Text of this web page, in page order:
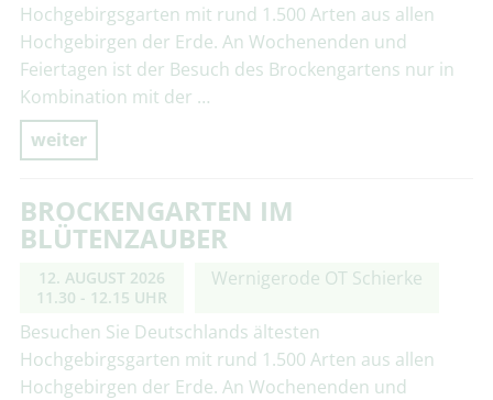
Hochgebirgsgarten mit rund 1.500 Arten aus allen
Hochgebirgen der Erde. An Wochenenden und
Feiertagen ist der Besuch des Brockengartens nur in
Kombination mit der …
weiter
BROCKENGARTEN IM
BLÜTENZAUBER
12. AUGUST 2026
11.30 - 12.15 UHR
Wernigerode OT Schierke
Besuchen Sie Deutschlands ältesten
Hochgebirgsgarten mit rund 1.500 Arten aus allen
Hochgebirgen der Erde. An Wochenenden und